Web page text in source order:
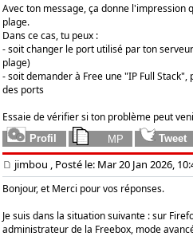
Avec ton message, ça donne l'impression
plage.
Dans ce cas, tu peux :
- soit changer le port utilisé par ton
plage)
- soit demander à Free une "IP Full
des ports
Essaie de vérifier si ton problème peut
jimbou , Posté le: Mar 20 Jan 2026,
Bonjour, et Merci pour vos réponses.
Je suis dans la situation suivante : sur
administrateur de la Freebox, mode